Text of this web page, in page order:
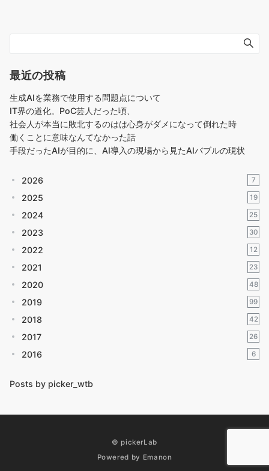
最近の投稿
生成AIを業務で使用する問題点について
IT界の道化。PoC芸人だった頃、
社会人が本当に敗北するのはは心身がダメになって倒れた時
働くことに意味なんてなかった話
手段だったAIが目的に、AI導入の現場から見たAIバブルの現状
2026 7
2025 19
2024 25
2023 30
2022 12
2021 23
2020 48
2019 99
2018 42
2017 26
2016 6
Posts by picker_wtb
© pickerLab
Powered by Emanon